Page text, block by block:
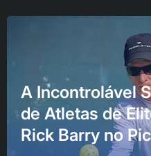
A Incontrolável
de Atletas de
Rick Barry no